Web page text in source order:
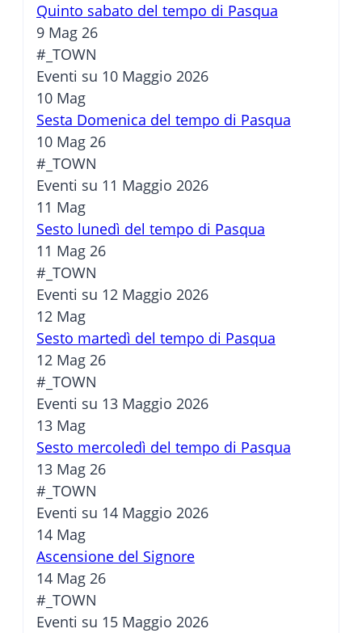
Quinto sabato del tempo di Pasqua
9 Mag 26
#_TOWN
Eventi su 10 Maggio 2026
10 Mag
Sesta Domenica del tempo di Pasqua
10 Mag 26
#_TOWN
Eventi su 11 Maggio 2026
11 Mag
Sesto lunedì del tempo di Pasqua
11 Mag 26
#_TOWN
Eventi su 12 Maggio 2026
12 Mag
Sesto martedì del tempo di Pasqua
12 Mag 26
#_TOWN
Eventi su 13 Maggio 2026
13 Mag
Sesto mercoledì del tempo di Pasqua
13 Mag 26
#_TOWN
Eventi su 14 Maggio 2026
14 Mag
Ascensione del Signore
14 Mag 26
#_TOWN
Eventi su 15 Maggio 2026